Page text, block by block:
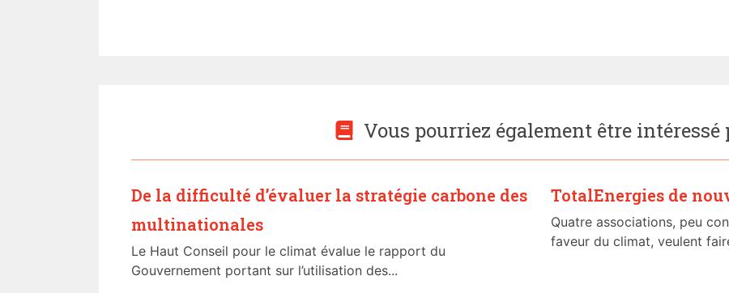
Vous pourriez également être intéressé
De la difficulté d’évaluer la stratégie carbone des
multinationales
Le Haut Conseil pour le climat évalue le rapport du
Gouvernement portant sur l’utilisation des...
TotalEnergies de
Quatre associations, peu
faveur du climat, veulent